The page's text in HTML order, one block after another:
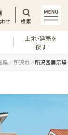
土地・建売を
探す
せ 検索
県 所沢市 所沢西展示場